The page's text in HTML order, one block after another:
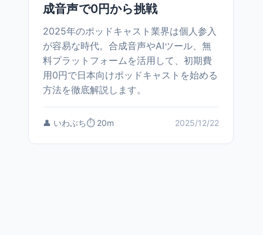
成音声で0円から挑戦
2025年のポッドキャスト業界は個人参入
が容易な時代。合成音声やAIツール、無
料プラットフォームを活用して、初期費
用0円で日本向けポッドキャストを始める
方法を徹底解説します。
👤 いわぶち⏱️ 20m 2025/12/22